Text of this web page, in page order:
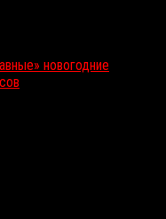
новогодние